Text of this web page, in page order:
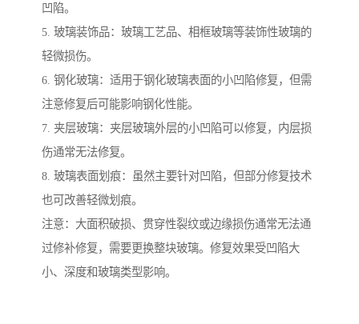
凹陷。
5. 玻璃装饰品：玻璃工艺品、相框玻璃等装饰性玻璃的
轻微损伤。
6. 钢化玻璃：适用于钢化玻璃表面的小凹陷修复，但需
注意修复后可能影响钢化性能。
7. 夹层玻璃：夹层玻璃外层的小凹陷可以修复，内层损
伤通常无法修复。
8. 玻璃表面划痕：虽然主要针对凹陷，但部分修复技术
也可改善轻微划痕。
注意：大面积破损、贯穿性裂纹或边缘损伤通常无法通
过修补修复，需要更换整块玻璃。修复效果受凹陷大
小、深度和玻璃类型影响。